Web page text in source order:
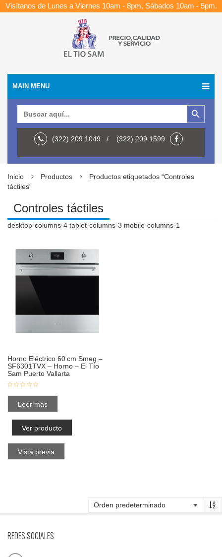
Visítanos de Lunes a Viernes 10am - 8pm, Sábados 10am - 5pm.
MAIN MENU
Botón de búsqueda
(322) 209 1049 / (322) 209 1599
Inicio Productos
Productos etiquetados “Controles
táctiles”
Controles táctiles
desktop-columns-4 tablet-columns-3 mobile-columns-1
Horno Eléctrico 60 cm Smeg –
SF6301TVX – Horno – El Tío
Sam Puerto Vallarta
Leer más
Ver producto
Vista previa
REDES SOCIALES